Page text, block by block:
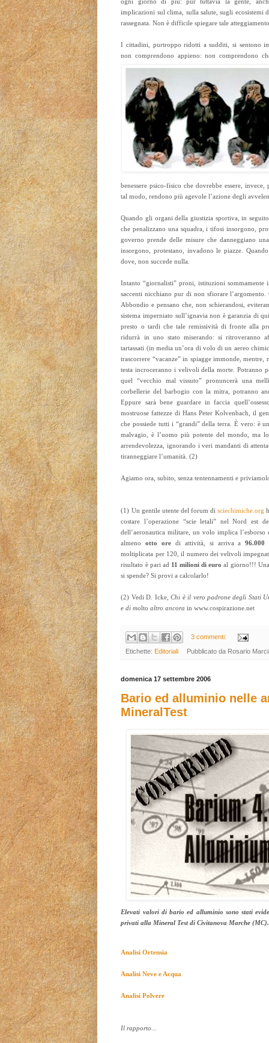
implicazioni sul clima, sulla salute, sugli ecosistemi
rassegnata. Non è difficile spiegare tale
I cittadini, purtroppo ridotti a sudditi, si sentono
non comprendono appieno: non comprendono
benessere psico-fisico che dovrebbe essere,
tal modo, rendono più agevole l’azione degli
Quando gli organi della giustizia sportiva, in
che penalizzano una squadra, i tifosi insorgono,
governo prende delle misure che danneggiano
insorgono, protestano, invadono le piazze.
dove, non succede nulla.
Intanto “giornalisti” proni, istituzioni sommamente
saccenti nicchiano pur di non sfiorare
Abbondio e pensano che, non schierandosi,
sistema imperniato sull’ignavia non è garanzia di
presto o tardi che tale remissività di fronte alla
ridurrà in uno stato miserando: si ritroveranno
tartassati (in media un’ora di volo di un aereo
trascorrere “vacanze” in spiagge immonde,
testa incroceranno i velivoli della morte. Potranno
quel “vecchio mal vissuto” pronuncerà una
corbellerie del barbogio con la mitra, potranno
Eppure sarà bene guardare in faccia
mostruose fattezze di Hans Peter Kolvenbach, il
che possiede tutti i “grandi” della terra. È vero: è
malvagio, è l’uomo più potente del mondo, ma
arrendevolezza, ignorando i veri mandanti di
tiranneggiare l’umanità. (2)
Agiamo ora, subito, senza tentennamenti e
(1) Un gentile utente del forum disciechimiche.org
costare l’operazione “scie letali” nel Nord est
dell’aeronautica militare, un volo implica
almenootto ore di attività, si arriva a96.000
moltiplicata per 120, il numero dei velivoli
risultato è pari ad 11 milioni di euro al giorno!!!
si spende? Si provi a calcolarlo!
(2) Vedi D. Icke,Chi è il vero padrone degli Stati
e di moltoaltro ancora in www.cospirazione.net
3 commenti:
Etichette: Editoriali Pubblicato da Rosario
domenica 17 settembre 2006
Bario ed alluminio nelle
MineralTest
Elevati valori di bario ed alluminio sono stati
privati alla Mineral Test di Civitanova Marche (MC).
Analisi Ortensia
Analisi Neve e Acqua
Analisi Polvere
Il rapporto...